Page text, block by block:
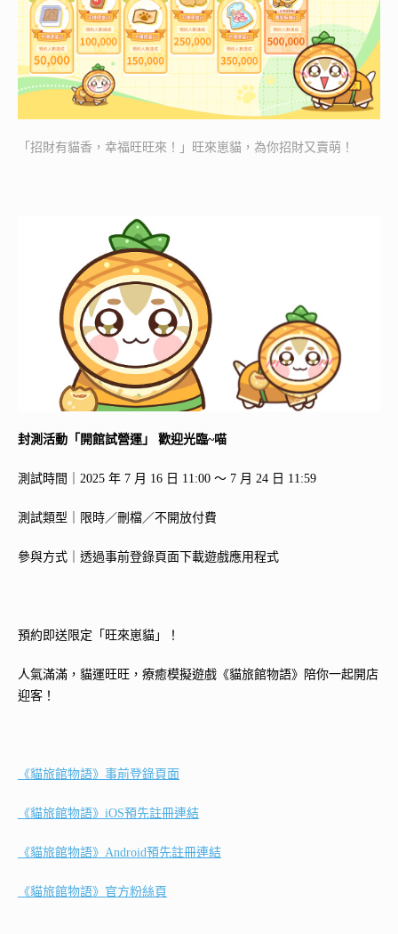
「招財有貓香，幸福旺旺來！」旺來崽貓，為你招財又賣萌！
封測活動「開館試營運」 歡迎光臨~喵
測試時間｜2025 年 7 月 16 日 11:00 ～ 7 月 24 日 11:59
測試類型｜限時／刪檔／不開放付費
參與方式｜透過事前登錄頁面下載遊戲應用程式
預約即送限定「旺來崽貓」！
人氣滿滿，貓運旺旺，療癒模擬遊戲《貓旅館物語》陪你一起開店
迎客！
《貓旅館物語》事前登錄頁面
《貓旅館物語》iOS預先註冊連結
《貓旅館物語》Android預先註冊連結
《貓旅館物語》官方粉絲頁